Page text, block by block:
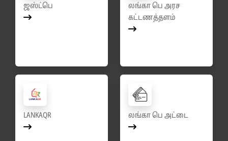
ஜஸ்ட்பெ
லங்கா பெ அரச
கட்டணத்தளம்
LANKAQR லங்கா பெ அட்டை